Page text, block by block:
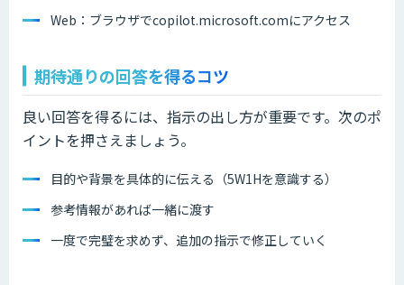
Web：ブラウザでcopilot.microsoft.comにアクセス
期待通りの回答を得るコツ
良い回答を得るには、指示の出し方が重要です。次のポ
イントを押さえましょう。
目的や背景を具体的に伝える（5W1Hを意識する）
参考情報があれば一緒に渡す
一度で完璧を求めず、追加の指示で修正していく